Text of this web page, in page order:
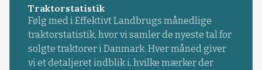
Traktorstatistik
Følg med i Effektivt Landbrugs månedlige
traktorstatistik, hvor vi samler de nyeste tal for
solgte traktorer i Danmark. Hver måned giver
vi et detaljeret indblik i, hvilke mærker der